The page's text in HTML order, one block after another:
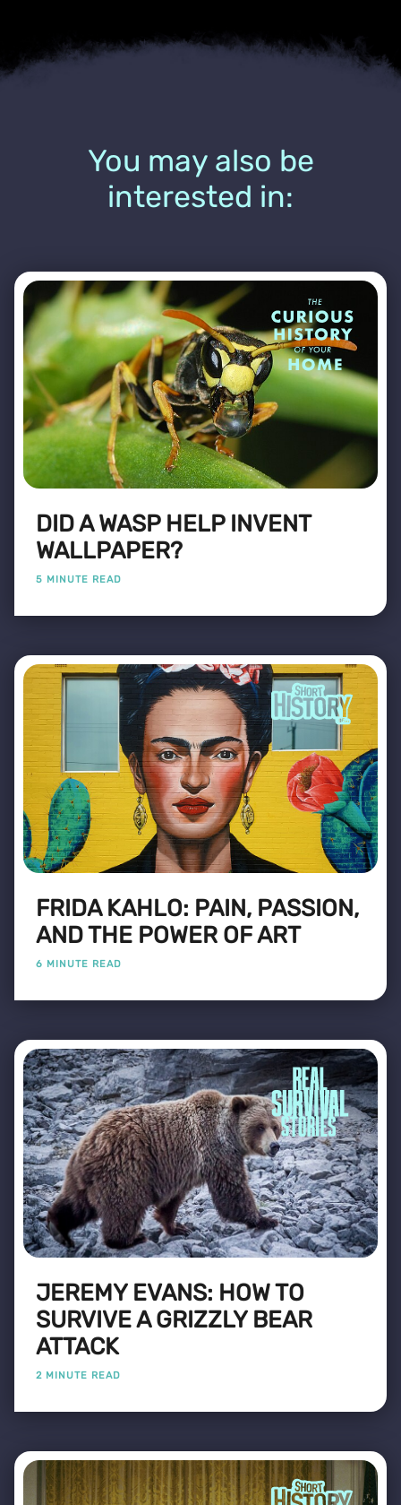
You may also be
interested in:
DID A WASP HELP INVENT
WALLPAPER?
5 MINUTE READ
FRIDA KAHLO: PAIN, PASSION,
AND THE POWER OF ART
6 MINUTE READ
JEREMY EVANS: HOW TO
SURVIVE A GRIZZLY BEAR
ATTACK
2 MINUTE READ